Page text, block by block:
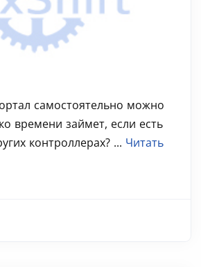
самостоятельно можно
времени займет, если есть
контроллерах? ... Читать